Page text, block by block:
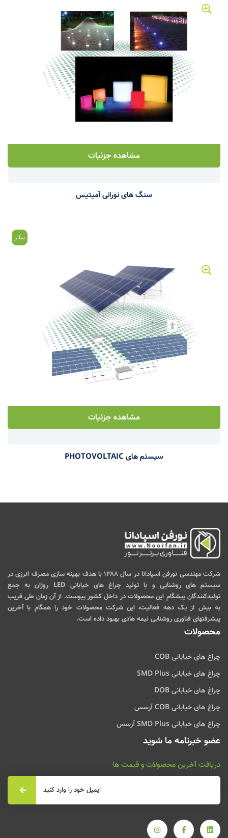
مشاهده جزئیات
سنگ های نورانی آمیتیس
سایر
مشاهده جزئیات
سیستم های PHOTOVOLTAIC
شرکت مهندسی نورفن اسپادانا در سال ۱۳۸۸ با هدف بهینه سازی مصرف انرژی در
سیستم های روشنایی و با تولید چراغ های خیابانی LED روژان به جمع
تولیدکنندگان پیشگام این محصولات در داخل کشور پیوست. از آن زمان طی قریب
به بیش از یک دهه فعالیت، این شرکت محصولات خود را همگام با آخرین
پیشرفتهای فناوری روشنایی نیمه هادی بهبود داده است.
محصولات
چراغ های خیابانی COB
چراغ های خیابانی SMD Plus
چراغ های خیابانی DOB
چراغ های خیابانی COB آرسس
چراغ های خیابانی SMD Plus آرسس
عضو خبرنامه ما شوید
دریافت آخرین محصولات و قیمت ها